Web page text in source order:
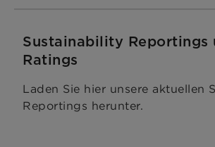
Sustainability Reportings
Ratings
Laden Sie hier unsere aktuellen
Reportings herunter.